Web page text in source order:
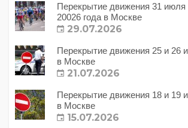
Перекрытие движения 31 июля
20026 года в Москве
29.07.2026
Перекрытие движения 25 и 26
в Москве
21.07.2026
Перекрытие движения 18 и 19
в Москве
15.07.2026